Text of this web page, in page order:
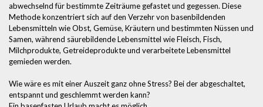
abwechselnd für bestimmte Zeiträume gefastet und gegessen. Diese
Methode konzentriert sich auf den Verzehr von basenbildenden
Lebensmitteln wie Obst, Gemüse, Kräutern und bestimmten Nüssen und
Samen, während säurebildende Lebensmittel wie Fleisch, Fisch,
Milchprodukte, Getreideprodukte und verarbeitete Lebensmittel
gemieden werden.
Wie wäre es mit einer Auszeit ganz ohne Stress? Bei der abgeschaltet,
entspannt und geschlemmt werden kann?